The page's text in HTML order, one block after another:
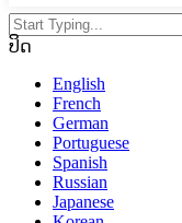
ປິດ
English
French
German
Portuguese
Spanish
Russian
Japanese